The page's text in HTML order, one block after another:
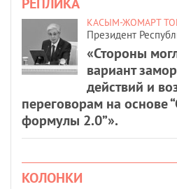
КАСЫМ-ЖОМАРТ
Президент
«Стороны
вариант
действий и
переговорам на основе
формулы 2.0”».
КОЛОНКИ